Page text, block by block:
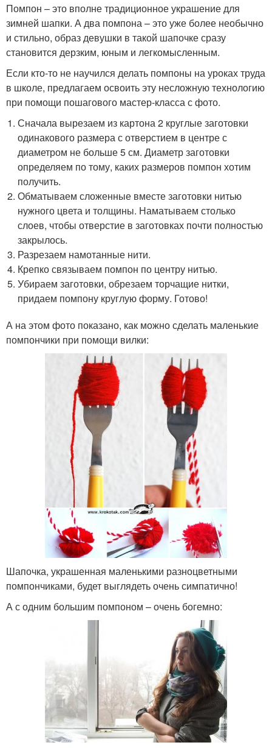
Помпон – это вполне традиционное украшение для
зимней шапки. А два помпона – это уже более необычно
и стильно, образ девушки в такой шапочке сразу
становится дерзким, юным и легкомысленным.
Если кто-то не научился делать помпоны на уроках труда
в школе, предлагаем освоить эту несложную технологию
при помощи пошагового мастер-класса с фото.
Сначала вырезаем из картона 2 круглые заготовки
одинакового размера с отверстием в центре с
диаметром не больше 5 см. Диаметр заготовки
определяем по тому, каких размеров помпон хотим
получить.
Обматываем сложенные вместе заготовки нитью
нужного цвета и толщины. Наматываем столько
слоев, чтобы отверстие в заготовках почти полностью
закрылось.
Разрезаем намотанные нити.
Крепко связываем помпон по центру нитью.
Убираем заготовки, обрезаем торчащие нитки,
придаем помпону круглую форму. Готово!
А на этом фото показано, как можно сделать маленькие
помпончики при помощи вилки:
Шапочка, украшенная маленькими разноцветными
помпончиками, будет выглядеть очень симпатично!
А с одним большим помпоном – очень богемно: